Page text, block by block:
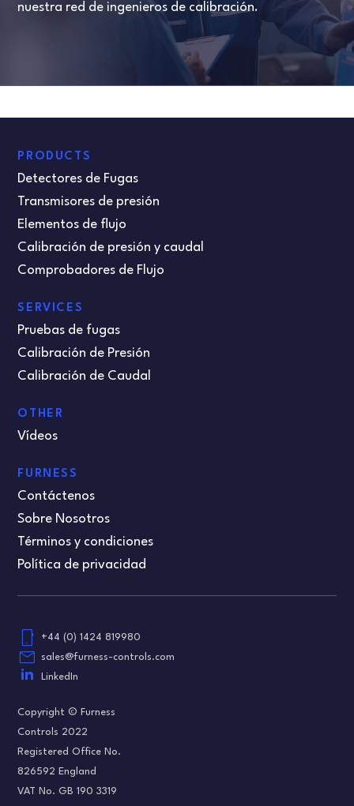
nuestra red de ingenieros de calibración.
PRODUCTS
Detectores de Fugas
Transmisores de presión
Elementos de flujo
Calibración de presión y caudal
Comprobadores de Flujo
SERVICES
Pruebas de fugas
Calibración de Presión
Calibración de Caudal
OTHER
Vídeos
FURNESS
Contáctenos
Sobre Nosotros
Términos y condiciones
Política de privacidad
phone_android +44 (0) 1424 819980
email
sales@furness-controls.com
LinkedIn
Copyright © Furness
Controls 2022
Registered Office No.
826592 England
VAT No. GB 190 3319